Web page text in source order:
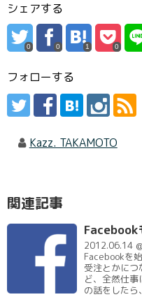
シェアする
0 0 1 0
フォローする
Kazz. TAKAMOTO
関連記事
Facebook
2012.06.14
Facebookを
受注とかにつ
ど、全然仕
の話をしたら